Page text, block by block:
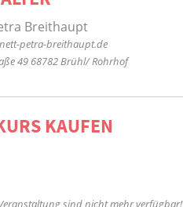
Breithaupt
petra-breithaupt.de
49 68782 Brühl/ Rohrhof
KAUFEN
sind nicht mehr verfügbar!